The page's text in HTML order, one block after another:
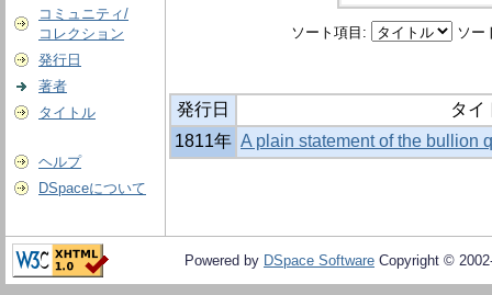
コミュニティ/
コレクション
発行日
著者
タイトル
ヘルプ
DSpaceについて
ソート項目: ソー
発行日
タイ
1811年 A plain statement of the bullion
Powered by DSpace Software Copyright ©